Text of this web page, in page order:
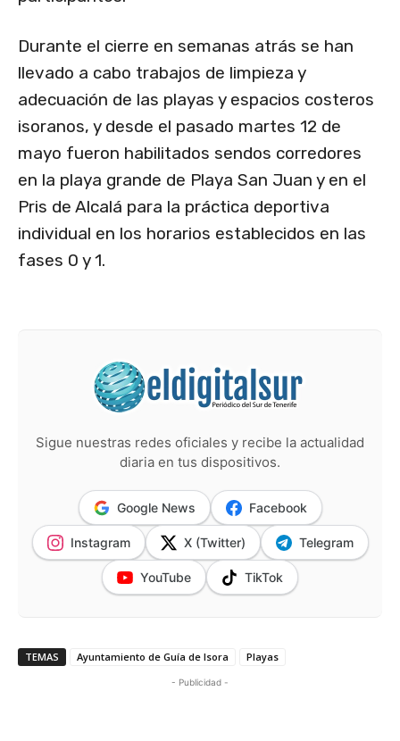
Durante el cierre en semanas atrás se han
llevado a cabo trabajos de limpieza y
adecuación de las playas y espacios costeros
isoranos, y desde el pasado martes 12 de
mayo fueron habilitados sendos corredores
en la playa grande de Playa San Juan y en el
Pris de Alcalá para la práctica deportiva
individual en los horarios establecidos en las
fases 0 y 1.
Sigue nuestras redes oficiales y recibe la actualidad
diaria en tus dispositivos.
Google News Facebook
Instagram X (Twitter) Telegram
YouTube TikTok
TEMAS Ayuntamiento de Guía de Isora Playas
- Publicidad -